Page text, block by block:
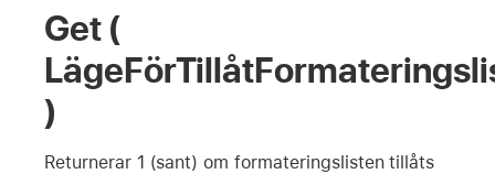
Get (
)
Returnerar 1 (sant) om formateringslisten tillåts